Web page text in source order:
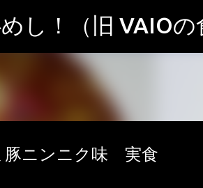
スキップしてメイン
し！（旧 VAIOの
豚ニンニク味 実食